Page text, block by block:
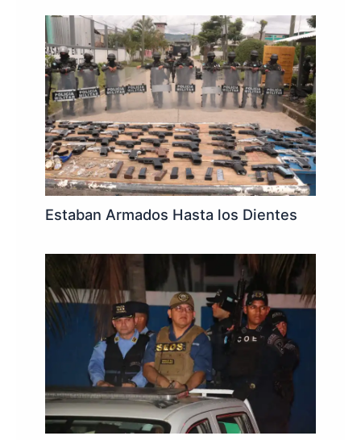
Estaban Armados Hasta los Dientes